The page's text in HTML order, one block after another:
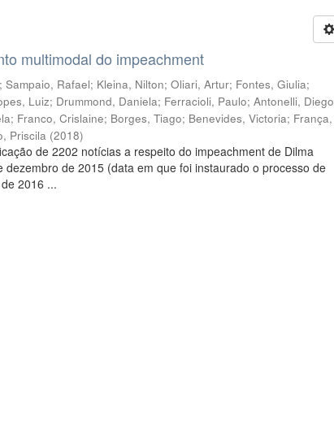
multimodal do impeachment
;Sampaio, Rafael; Kleina, Nilton;Oliari, Artur; Fontes, Giulia;
Luiz; Drummond, Daniela; Ferracioli, Paulo;Antonelli, Diego
; Franco, Crislaine; Borges, Tiago; Benevides, Victoria; França,
Priscila (2018)
de 2202 notícias a respeito do impeachment de Dilma
dezembro de 2015 (data em que foi instaurado o processo de
2016 ...